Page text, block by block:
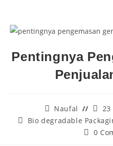
Pentingnya
Naufal
23
Bio degradable
0